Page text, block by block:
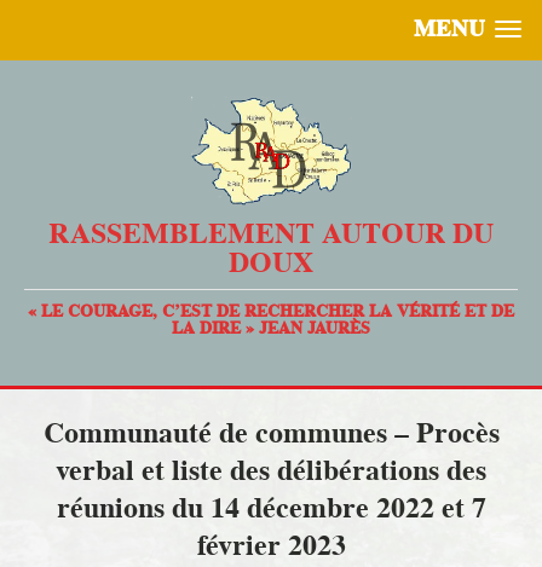
MENU
RASSEMBLEMENT AUTOUR DU
DOUX
« LE COURAGE, C’EST DE RECHERCHER LA VÉRITÉ ET DE
LA DIRE » JEAN JAURÈS
Communauté de communes – Procès
verbal et liste des délibérations des
réunions du 14 décembre 2022 et 7
février 2023